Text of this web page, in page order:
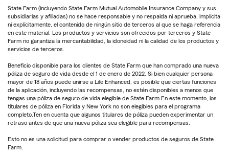
State Farm (incluyendo State Farm Mutual Automobile Insurance Company y sus
subsidiarias y afiliadas) no se hace responsable y no respalda ni aprueba, implícita
ni explícitamente, el contenido de ningún sitio de terceros al que se haga referencia
en este material. Los productos y servicios son ofrecidos por terceros y State
Farm no garantiza la mercantabilidad, la idoneidad ni la calidad de los productos y
servicios de terceros.
Beneficio disponible para los clientes de State Farm que han comprado una nueva
póliza de seguro de vida desde el 1 de enero de 2022. Si bien cualquier persona
mayor de 18 años puede unirse a Life Enhanced, es posible que ciertas funciones
de la aplicación, incluyendo las recompensas, no estén disponibles a menos que
tengas una póliza de seguro de vida elegible de State Farm.En este momento, los
titulares de póliza en Florida y New York no son elegibles para el programa
completo.Ten en cuenta que algunos titulares de póliza pueden experimentar un
retraso antes de que una nueva póliza sea elegible para recompensas.
Esto no es una solicitud para comprar o vender productos de seguros de State
Farm.